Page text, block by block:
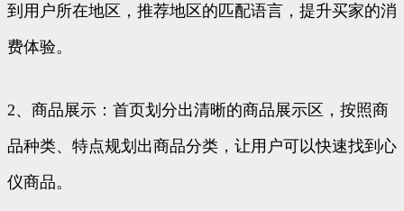
到用户所在地区，推荐地区的匹配语言，提升买家的消
费体验。
2、商品展示：首页划分出清晰的商品展示区，按照商
品种类、特点规划出商品分类，让用户可以快速找到心
仪商品。